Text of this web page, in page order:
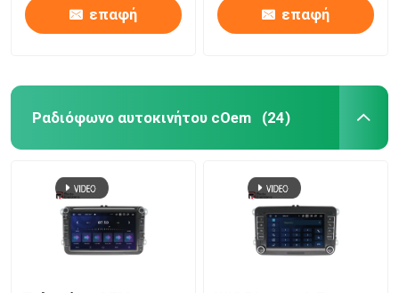
επαφή επαφή
Ραδιόφωνο αυτοκινήτου cOem (24)